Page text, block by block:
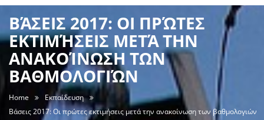
ΒΆΣΕΙΣ 2017: ΟΙ ΠΡΏΤΕΣ
ΕΚΤΙΜΉΣΕΙΣ ΜΕΤΆ ΤΗΝ
ΑΝΑΚΟΊΝΩΣΗ ΤΩΝ
ΒΑΘΜΟΛΟΓΙΏΝ
Home
Εκπαίδευση
Βάσεις 2017: Οι πρώτες εκτιμήσεις μετά την ανακοίνωση των βαθμολογιών